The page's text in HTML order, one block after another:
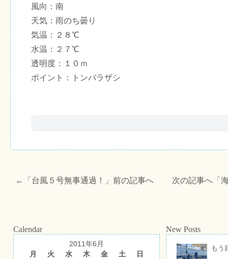
風向：南
天気：雨のち曇り
気温：２８℃
水温：２７℃
透明度：１０ｍ
ポイント：トンバラザシ
←「 台風５号無事通過！ 」前の記事へ 次の記事へ「
Calendar
2011年6月
月
火 水 木 金 土
日
New Posts
もう